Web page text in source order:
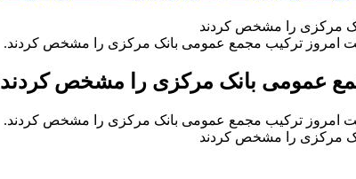
مرکزی را مشخص کردند
امروز ترکیب مجمع عمومی بانک مرکزی را مشخص کردند.
عمومی بانک مرکزی را مشخص کردند
امروز ترکیب مجمع عمومی بانک مرکزی را مشخص کردند.
مرکزی را مشخص کردند